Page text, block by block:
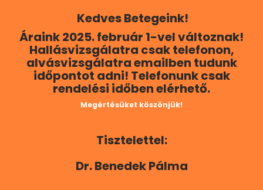
Kedves Betegeink!
Áraink 2025. február 1-vel változnak!
Hallásvizsgálatra csak telefonon,
alvásvizsgálatra emailben tudunk
időpontot adni! Telefonunk csak
rendelési időben elérhető.
Megértésüket köszönjük!
Tisztelettel:
Dr. Benedek Pálma
RÓLUNK
KAPCSOLAT
SZOLGÁLTATÁSAINK